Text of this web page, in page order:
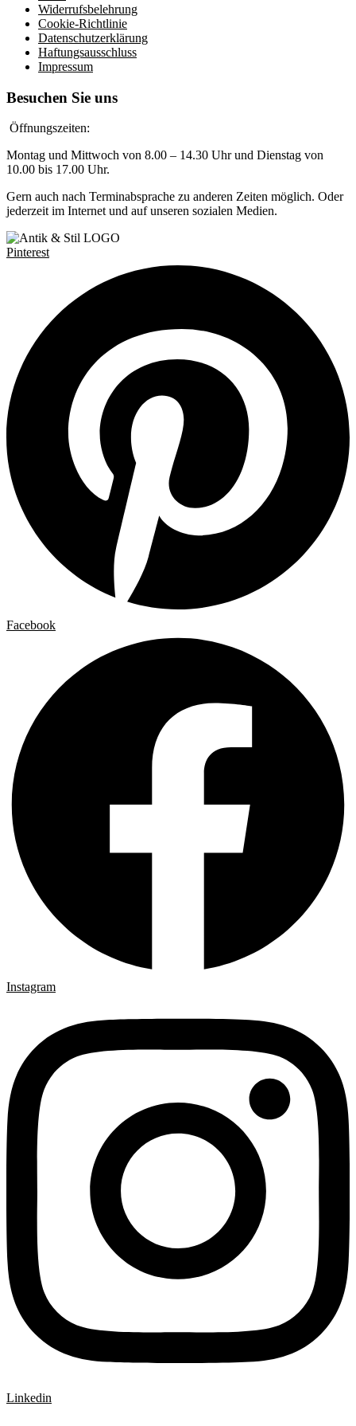
Widerrufsbelehrung
Cookie-Richtlinie
Datenschutzerklärung
Haftungsausschluss
Impressum
Besuchen Sie uns
Öffnungszeiten:
Montag und Mittwoch von 8.00 – 14.30 Uhr und Dienstag von
10.00 bis 17.00 Uhr.
Gern auch nach Terminabsprache zu anderen Zeiten möglich. Oder
jederzeit im Internet und auf unseren sozialen Medien.
Pinterest
Facebook
Instagram
Linkedin